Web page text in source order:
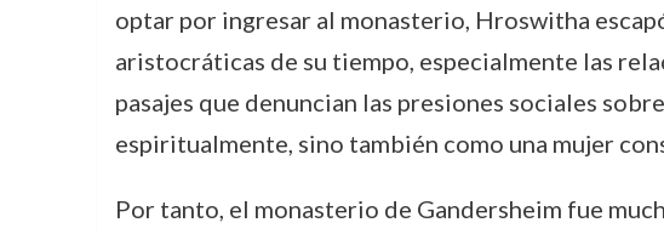
optar por ingresar al monasterio, Hroswitha
aristocráticas de su tiempo, especialmente las
pasajes que denuncian las presiones sociales
espiritualmente, sino también como una mujer
Por tanto, el monasterio de Gandersheim fue